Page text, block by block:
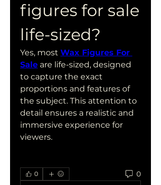
figures for sale
life-sized?
Yes, most Wax Figures For
Sale are life-sized, designed
to capture the exact
proportions and features of
the subject. This attention to
detail ensures a realistic and
immersive experience for
viewers.
0 0